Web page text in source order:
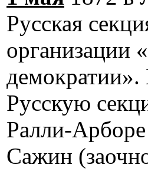
Русская
организации
Русскую
Ралли-
Сажин